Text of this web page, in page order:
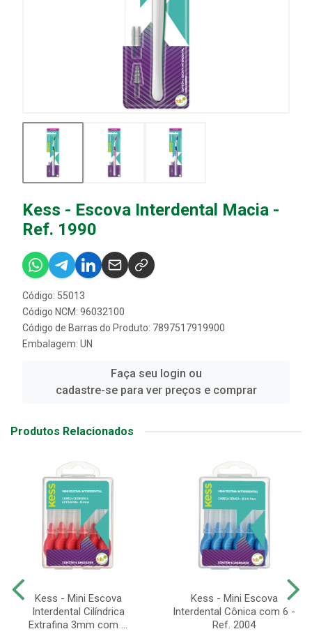
Kess - Escova Interdental Macia -
Ref. 1990
Código: 55013
Código NCM: 96032100
Código de Barras do Produto: 7897517919900
Embalagem: UN
Faça seu login ou
cadastre-se para ver preços e comprar
Produtos Relacionados
Kess - Mini Escova
Interdental Cilíndrica
Extrafina 3mm com ...
Kess - Mini Escova
Interdental Cônica com 6 -
Ref. 2004